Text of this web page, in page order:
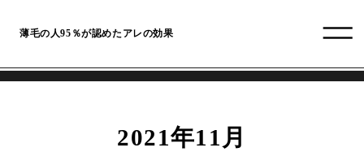
薄毛の人95％が認めたアレの効果
2021年11月